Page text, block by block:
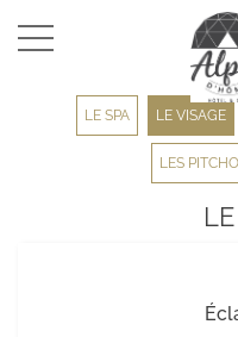
LE SPA LE VISAGE